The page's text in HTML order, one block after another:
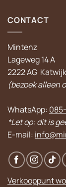
CONTACT
Mintenz
Lageweg 14 A
2222 AG
(bezoek alleen
WhatsApp:
*Let op: dit is
E-mail:
Verkooppunt